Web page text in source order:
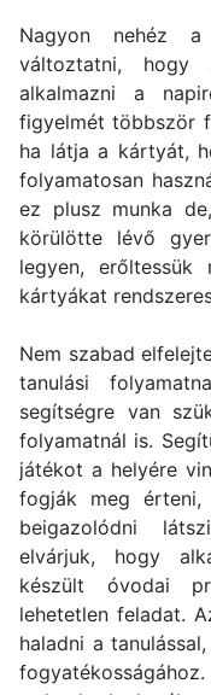
Nagyon nehéz a
változtatni, hogy
alkalmazni a
figyelmét többször
ha látja a kártyát,
folyamatosan
ez plusz munka
körülötte lévő
legyen, erőltessük
kártyákat
Nem szabad
tanulási
segítségre van
folyamatnál is.
játékot a helyére
fogják meg
beigazolódni
elvárjuk, hogy
készült óvodai
lehetetlen feladat.
haladni a